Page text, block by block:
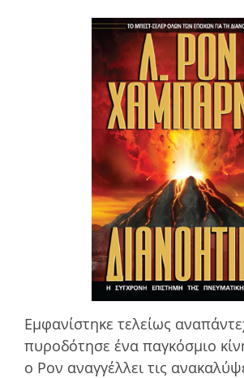
Εµφανίστηκε τελείως
πυροδότησε ένα παγκόσµιο
ο Ρον αναγγέλλει τις